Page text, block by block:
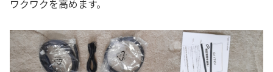
ワクワクを高めます。